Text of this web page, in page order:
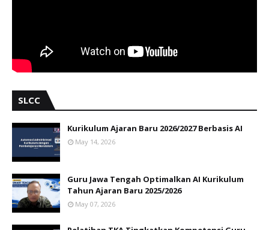
SLCC
Kurikulum Ajaran Baru 2026/2027 Berbasis AI
May 14, 2026
Guru Jawa Tengah Optimalkan AI Kurikulum
Tahun Ajaran Baru 2025/2026
May 07, 2026